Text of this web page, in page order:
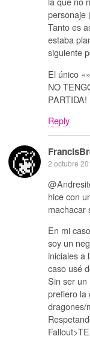
personaje
Tanto es
estaba
siguiente
El único
NO
PARTIDA!
Reply
2 octubre
hice con
machacar
En mi
soy un
iniciales a
caso usé
Sin ser un
prefiero la
dragones/